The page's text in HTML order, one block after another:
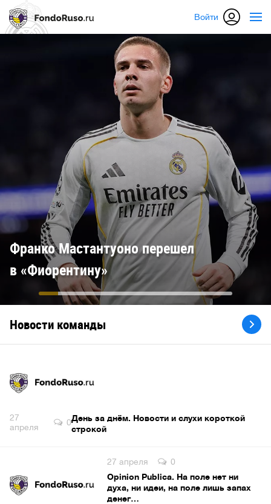
Войти
Франко Мастантуоно перешел
в «Фиорентину»
Новости команды
27
апреля
0День за днём. Новости и слухи короткой
строкой
27 апреля
0
Opinion Publica. На поле нет ни
духа, ни идеи, на поле лишь запах
денег…